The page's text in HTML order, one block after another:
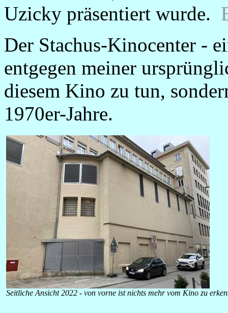
Uzicky präsentiert wurde.
Der Stachus-Kinocenter -
entgegen meiner
diesem Kino zu tun,
1970er-Jahre.
Seitliche Ansicht 2022 - von vorne ist nichts mehr vom Kino zu